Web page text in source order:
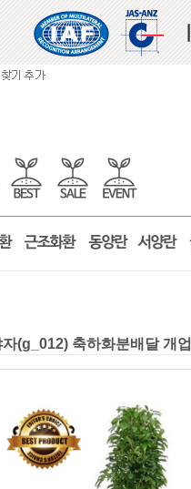
자(g_012) 축하화분배달 개